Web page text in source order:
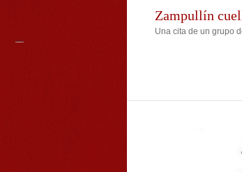
Zampullín
Una cita de un grupo